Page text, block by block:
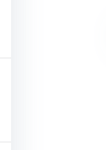
Akademia
Pełen